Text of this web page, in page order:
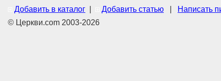
Добавить в каталог Добавить статью
Написать
© Церкви.com 2003-2026